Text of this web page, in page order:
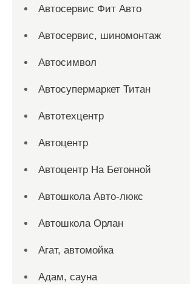
Автосервис Фит Авто
Автосервис, шиномонтаж
Автосимвол
Автосупермаркет Титан
Автотехцентр
Автоцентр
Автоцентр На Бетонной
Автошкола Авто-люкс
Автошкола Орлан
Агат, автомойка
Адам, сауна